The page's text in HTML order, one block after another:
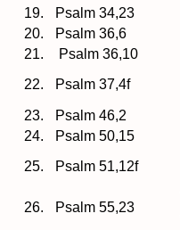
19.
Psalm 34,23
20.
Psalm 36,6
21.
Psalm 36,10
22.
Psalm 37,4f
23.
Psalm 46,2
24.
Psalm 50,15
25.
Psalm 51,12f
26.
Psalm 55,23